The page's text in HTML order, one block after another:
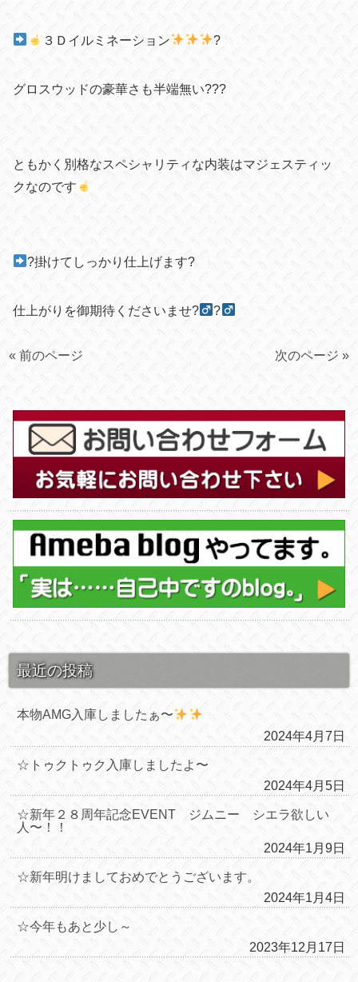
３Ｄイルミネーション ?
グロスウッドの豪華さも半端無い???
ともかく別格なスペシャリティな内装はマジェスティッ
クなのです
?掛けてしっかり仕上げます?
仕上がりを御期待くださいませ?‍ ?‍
« 前のページ 次のページ »
最近の投稿
本物AMG入庫しましたぁ〜
2024年4月7日
☆トゥクトゥク入庫しましたよ〜
2024年4月5日
☆新年２８周年記念EVENT ジムニー シエラ欲しい
人〜！！
2024年1月9日
☆新年明けましておめでとうございます。
2024年1月4日
☆今年もあと少し～
2023年12月17日